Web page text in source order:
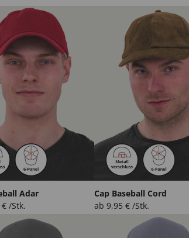
Adar
€ /Stk.
Cap Baseball Cord
ab 9,95 € /Stk.